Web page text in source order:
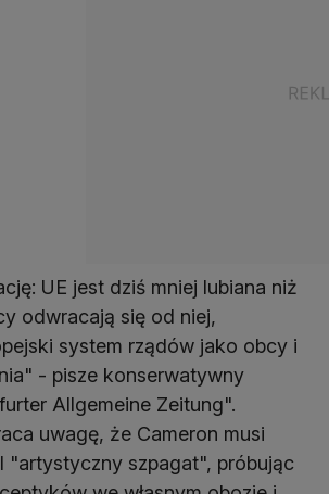
UE jest dziś mniej lubiana niż
odwracają się od niej,
system rządów jako obcy i
- pisze konserwatywny
Allgemeine Zeitung".
uwagę, że Cameron musi
"artystyczny szpagat", próbując